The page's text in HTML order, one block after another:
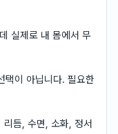
실제로 내 몸에서 무
택이 아닙니다. 필요한
듬, 수면, 소화, 정서